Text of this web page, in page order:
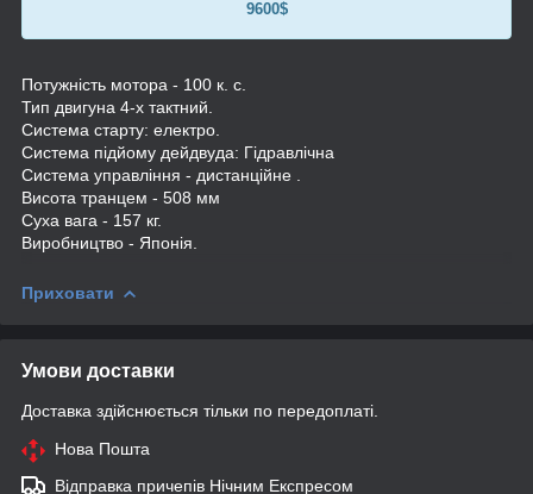
9600$
Потужність мотора - 100 к. с.
Тип двигуна 4-х тактний.
Система старту: електро.
Система підйому дейдвуда: Гідравлічна
Система управління - дистанційне .
Висота транцем - 508 мм
Суха вага - 157 кг.
Виробництво - Японія.
Приховати
Умови доставки
Доставка здійснюється тільки по передоплаті.
Нова Пошта
Відправка причепів Нічним Експресом